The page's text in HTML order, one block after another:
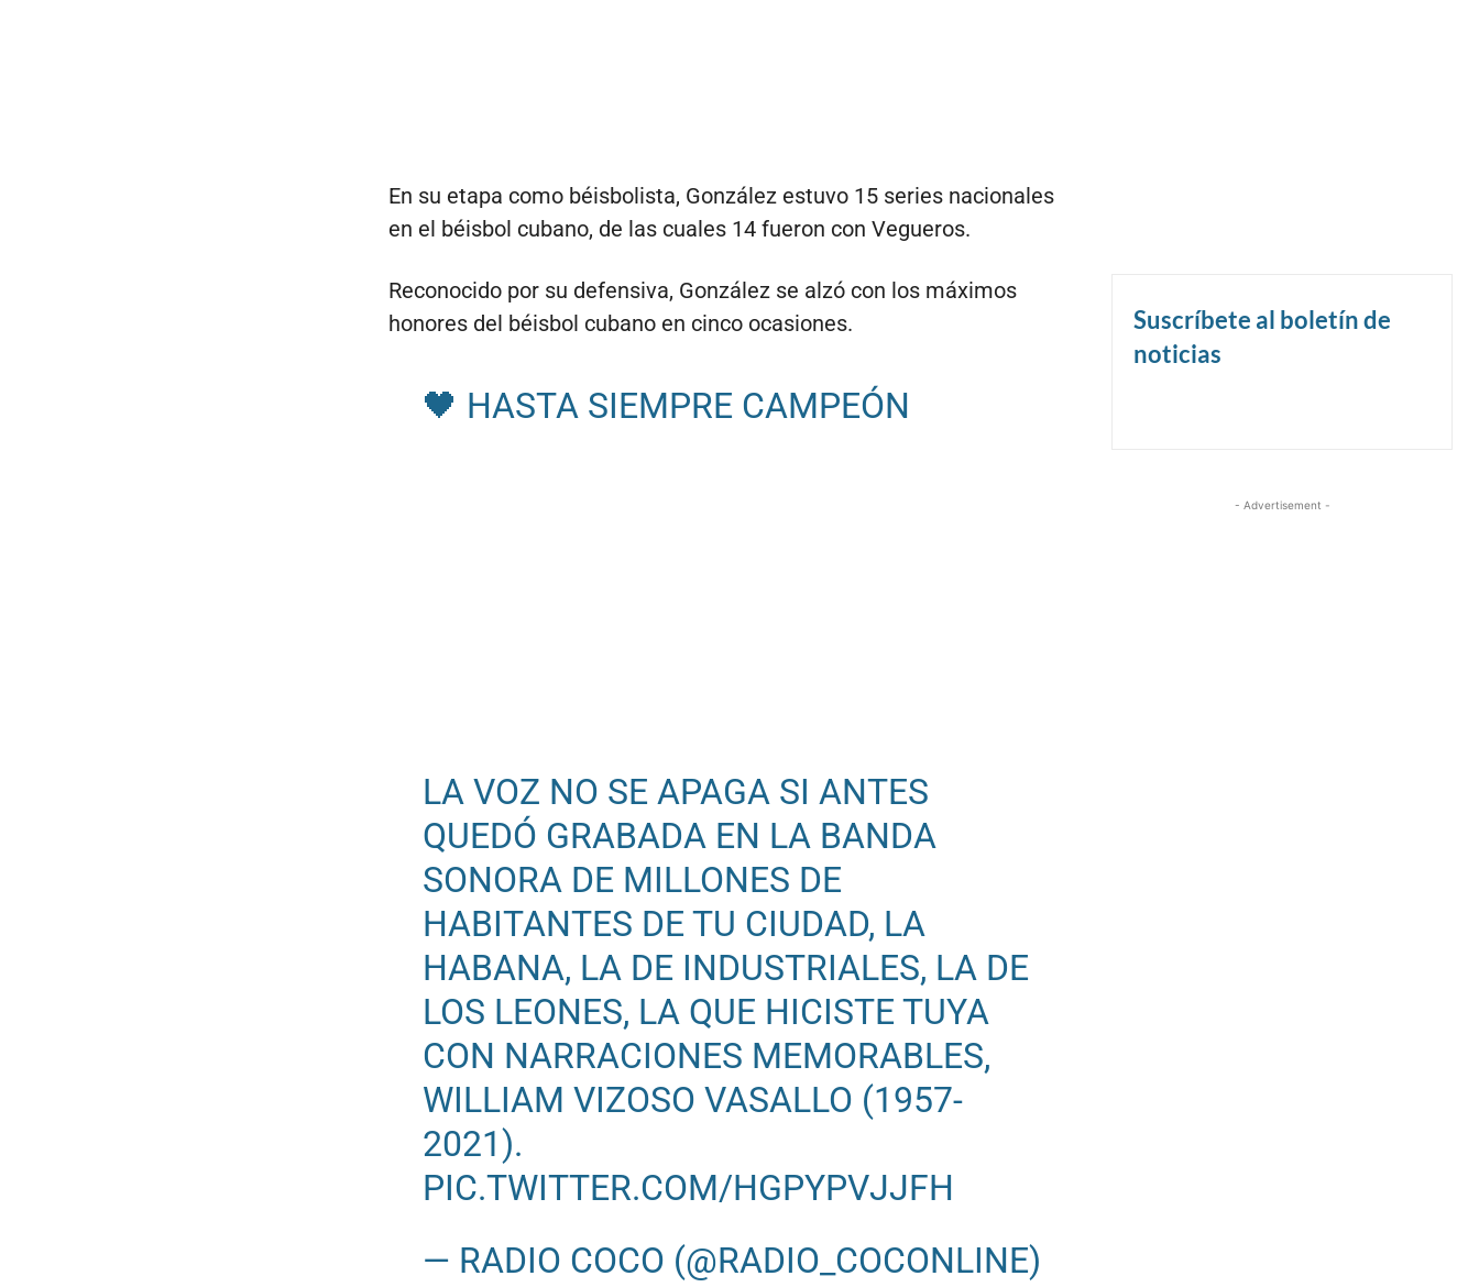
En su etapa como béisbolista, González estuvo 15 series nacionales
en el béisbol cubano, de las cuales 14 fueron con Vegueros.
Reconocido por su defensiva, González se alzó con los máximos
honores del béisbol cubano en cinco ocasiones.
🖤 HASTA SIEMPRE CAMPEÓN
LA VOZ NO SE APAGA SI ANTES
QUEDÓ GRABADA EN LA BANDA
SONORA DE MILLONES DE
HABITANTES DE TU CIUDAD, LA
HABANA, LA DE INDUSTRIALES, LA DE
LOS LEONES, LA QUE HICISTE TUYA
CON NARRACIONES MEMORABLES,
WILLIAM VIZOSO VASALLO (1957-
2021).
PIC.TWITTER.COM/HGPYPVJJFH
— RADIO COCO (@RADIO_COCONLINE)
Suscríbete al boletín de
noticias
- Advertisement -